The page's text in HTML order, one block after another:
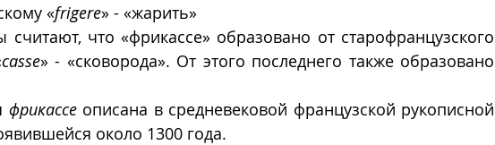
«frigere» - «жарить»
считают, что «фрикассе» образовано от старофранцузского
casse» - «сковорода». От этого последнего также образовано
фрикассе описана в средневековой французской рукописной
около 1300 года.